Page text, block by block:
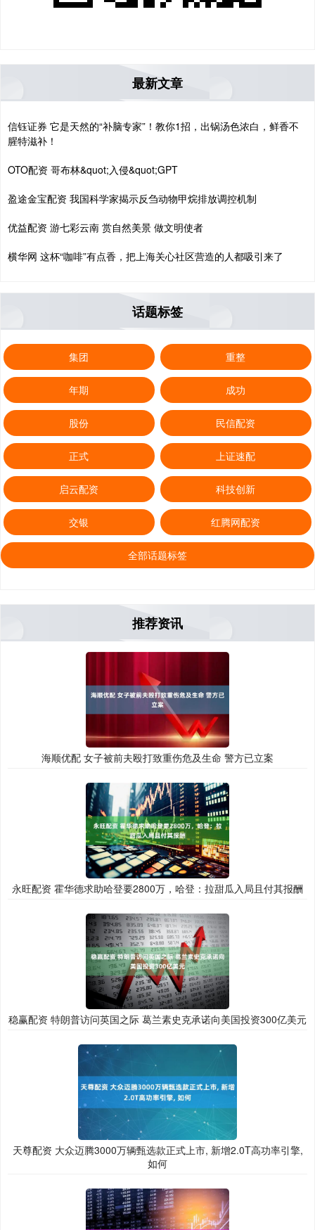
最新文章
信钰证券 它是天然的“补脑专家”！教你1招，出锅汤色浓白，鲜香不
腥特滋补！
OTO配资 哥布林&quot;入侵&quot;GPT
盈途金宝配资 我国科学家揭示反刍动物甲烷排放调控机制
优益配资 游七彩云南 赏自然美景 做文明使者
横华网 这杯“咖啡”有点香，把上海关心社区营造的人都吸引来了
话题标签
集团 重整
年期 成功
股份 民信配资
正式 上证速配
启云配资 科技创新
交银 红腾网配资
全部话题标签
推荐资讯
海顺优配 女子被前夫殴打致重伤危及生命 警方已立案
永旺配资 霍华德求助哈登要2800万，哈登：拉甜瓜入局且付其报酬
稳赢配资 特朗普访问英国之际 葛兰素史克承诺向美国投资300亿美元
天尊配资 大众迈腾3000万辆甄选款正式上市, 新增2.0T高功率引擎,
如何